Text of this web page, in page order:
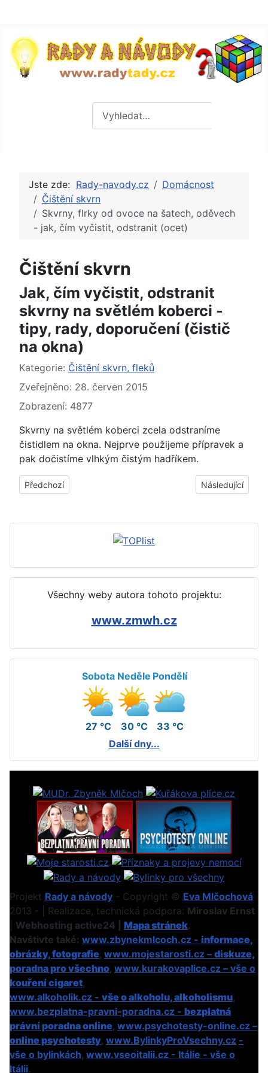
Jste zde: Rady-navody.cz
Domácnost
Čištění skvrn
Skvrny, flrky od ovoce na šatech, oděvech
- jak, čím vyčistit, odstranit (ocet)
Čištění skvrn
Jak, čím vyčistit, odstranit
skvrny na světlém koberci -
tipy, rady, doporučení (čistič
na okna)
Základní údaje
Kategorie: Čištění skvrn, fleků
Zveřejněno: 28. červen 2015
Zobrazení: 4877
Skvrny na světlém koberci zcela odstraníme
čistidlem na okna. Nejprve použijeme přípravek a
pak dočistíme vlhkým čistým hadříkem.
Předchozí článek: Jak, čím vyčistit, odstranit z látky skvrny,
Předchozí Další článek:
Následující
Všechny weby autora tohoto projektu:
www.zmwh.cz
Sobota
27 °C
Neděle
30 °C
Pondělí
33 °C
Další dny...
Projekt Rady a návody - Copyright © Eva Mlčochová
2013 - | Realizace, technická podpora: Miroslav Ernst
Webhosting active24 | Mapa stránek.
Navštivte také: www.zbynekmlcoch.cz - informace,
obrázky, fotografie, www.mojestarosti.cz – diskuze,
poradna pro všechno, www.kurakovaplice.cz – vše o
kouření cigaret,
www.alkoholik.cz - vše o alkoholu, alkoholismu,
www.bezplatna-pravni-poradna.cz - bezplatná
právní poradna online, www.psychotesty-online.cz –
online psychotesty, www.BylinkyProVsechny.cz -
vše o bylinkách, www.vseoitalii.cz - Itálie - vše o
Itálii.